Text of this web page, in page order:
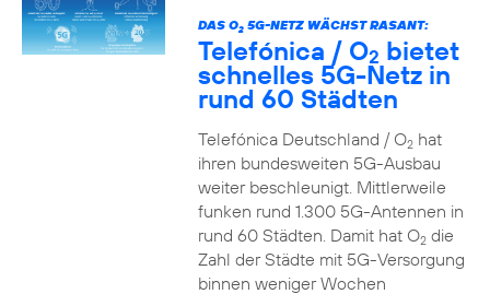
DAS O25G-NETZ WÄCHST RASANT:
Telefónica / O2 bietet
schnelles 5G-Netz in
rund 60 Städten
Telefónica Deutschland / O2hat
ihren bundesweiten 5G-Ausbau
weiter beschleunigt. Mittlerweile
funken rund 1.300 5G-Antennen in
rund 60 Städten. Damit hat O2die
Zahl der Städte mit 5G-Versorgung
binnen weniger Wochen